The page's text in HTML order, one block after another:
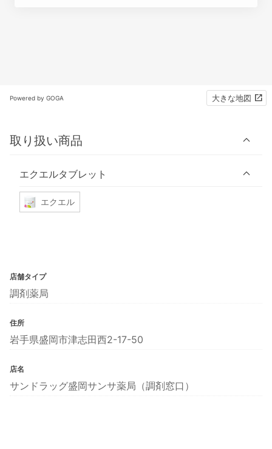
Powered by GOGA 大きな地図
取り扱い商品
エクエルタブレット
エクエル
店舗タイプ
調剤薬局
住所
岩手県盛岡市津志田西2-17-50
店名
サンドラッグ盛岡サンサ薬局（調剤窓口）